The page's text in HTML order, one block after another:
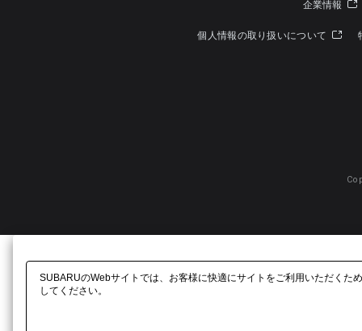
企業情報
個人情報の取り扱いについて
SUBARUのWebサイトでは、お客様に快適にサイトをご利用いただく
してください。​